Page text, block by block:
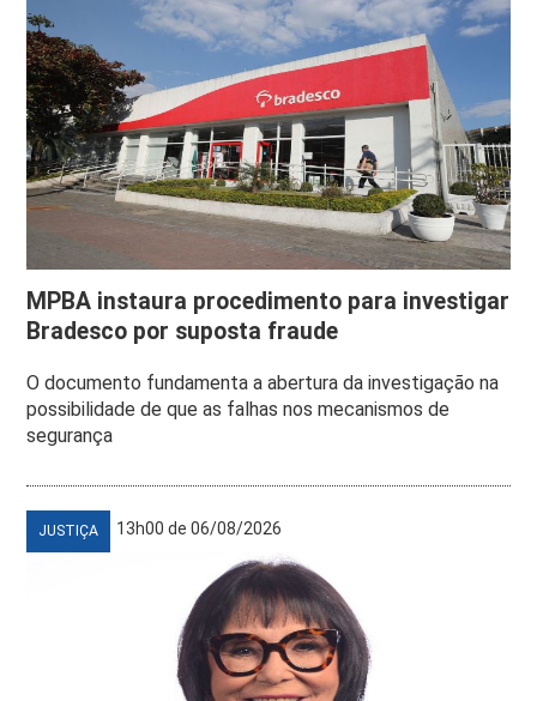
MPBA instaura procedimento para investigar
Bradesco por suposta fraude
O documento fundamenta a abertura da investigação na
possibilidade de que as falhas nos mecanismos de
segurança
JUSTIÇA 13h00 de 06/08/2026